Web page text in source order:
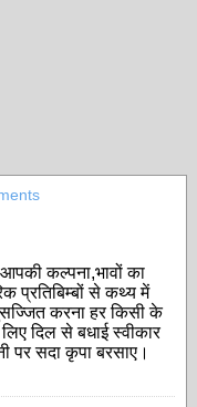
कल्पना,भावों का
प्रतिबिम्बों से कथ्य में
करना हर किसी के
दिल से बधाई स्वीकार
सदा कृपा बरसाए।